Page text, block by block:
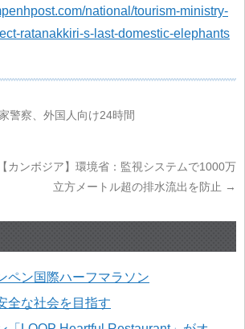
national/tourism-ministry-
ratanakkiri-s-last-domestic-elephants
警察、外国人向け24時間
【カンボジア】環境省：監視システムで1000万
立方メートル超の排水流出を防止 →
ペン国際ハーフマラソン
全な社会を目指す